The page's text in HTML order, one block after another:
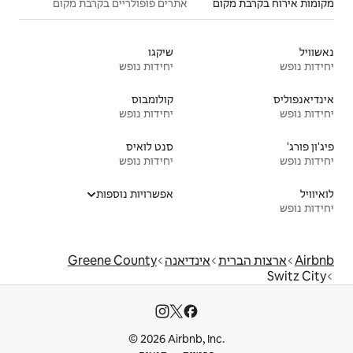
אתרים פופולריים בקרבת מקום
שיקגו
יחידות נופש
קולומבוס
יחידות נופש
סנט לואיס
יחידות נופש
אפשרויות נוספות
Greene County